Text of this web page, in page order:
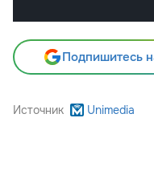
Подпишитесь
Источник Unimedia